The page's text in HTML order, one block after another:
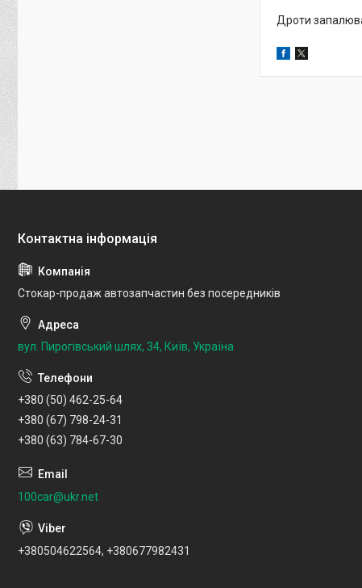
Дроти
Стокар-продаж автозапчастин без посередників
вул. Пирогівський шлях, 34, Київ, Україна
+380 (50) 462-25-64
+380 (67) 798-24-31
+380 (63) 784-67-30
100car@ukr.net
+380504622564, +380677982431